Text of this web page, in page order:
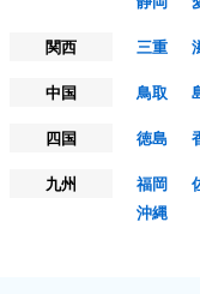
関西
三重
中国
鳥取
四国
徳島
九州
福岡
沖縄